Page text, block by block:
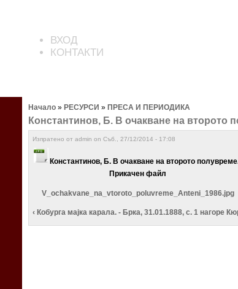
ВХОД
КОНТАКТИ
Начало » РЕСУРСИ » ПРЕСА И ПЕРИОДИКА
Константинов, Б. В очакване на второто
Изпратено от admin on Съб., 27/12/2014 - 17:08
Константинов, Б. В очaкване на второто
Прикачен файл
V_ochakvane_na_vtoroto_poluvreme_Anteni_1986.jpg
‹ Кобурга мајка карала. - Брка, 31.01.1888, с. 1 нагоре